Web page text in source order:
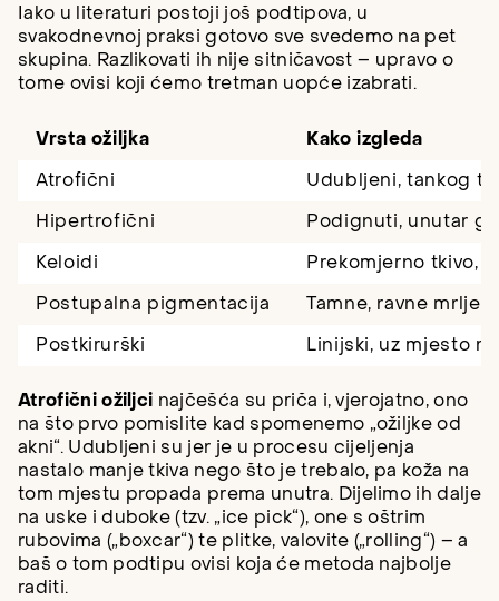
Iako u literaturi postoji još podtipova, u
svakodnevnoj praksi gotovo sve svedemo na pet
skupina. Razlikovati ih nije sitničavost – upravo o
tome ovisi koji ćemo tretman uopće izabrati.
Vrsta ožiljka
Kako izgleda
Atrofični
Udubljeni, tankog
Hipertrofični
Podignuti, unutar
Keloidi
Prekomjerno tkivo,
Postupalna pigmentacija
Tamne, ravne mrlje
Postkirurški
Linijski, uz mjesto
Atrofični ožiljci najčešća su priča i, vjerojatno, ono
na što prvo pomislite kad spomenemo „ožiljke od
akni“. Udubljeni su jer je u procesu cijeljenja
nastalo manje tkiva nego što je trebalo, pa koža na
tom mjestu propada prema unutra. Dijelimo ih dalje
na uske i duboke (tzv. „ice pick“), one s oštrim
rubovima („boxcar“) te plitke, valovite („rolling“) – a
baš o tom podtipu ovisi koja će metoda najbolje
raditi.